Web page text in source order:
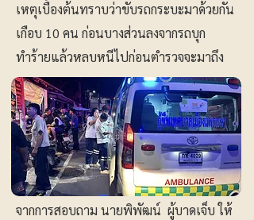
เหตุเบื้องต้นทราบว่าขับรถกระบะมาด้วยกัน
เกือบ 10 คน ก่อนบางส่วนลงจากรถบุก
ทำร้ายแล้วหลบหนีไปก่อนตำรวจจะมาถึง
จากการสอบถาม นายพิพัฒน์ ผู้บาดเจ็บ ให้